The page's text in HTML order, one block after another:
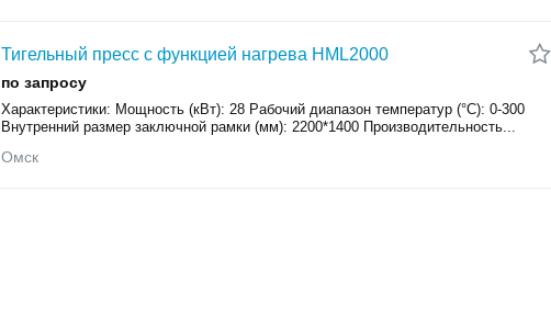
Тигельный пресс с функцией нагрева HML2000
по запросу
Характеристики: Мощность (кВт): 28 Рабочий диапазон температур (°С): 0-300
Внутренний размер заключной рамки (мм): 2200*1400 Производительность...
Омск